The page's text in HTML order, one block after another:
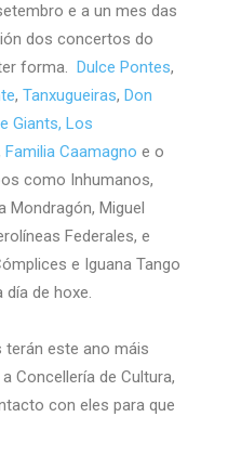
e a un mes das
dos concertos do
forma. Dulce Pontes,
, Tanxugueiras, Don
Giants, Los
Familia Caamagno e o
como Inhumanos,
Mondragón, Miguel
Federales, e
e Iguana Tango
de hoxe.
este ano máis
Concellería de Cultura,
con eles para que